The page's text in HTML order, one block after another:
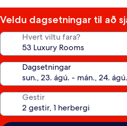
Veldu dagsetningar til að
Hvert viltu fara?
Dagsetningar
Gestir